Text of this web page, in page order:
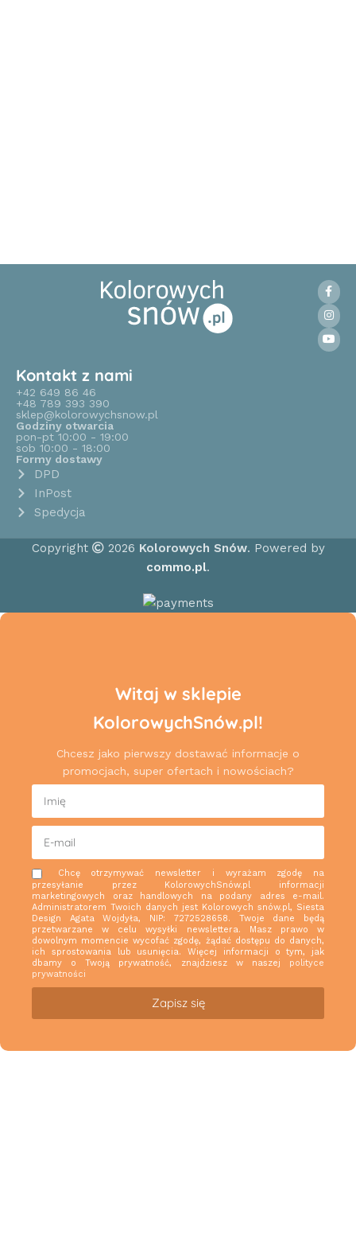
Kontakt z nami
+42 649 86 46
+48 789 393 390
sklep@kolorowychsnow.pl
Godziny otwarcia
pon-pt 10:00 - 19:00
sob 10:00 - 18:00
Formy dostawy
DPD
InPost
Spedycja
Copyright 2026 Kolorowych Snów. Powered by
commo.pl.
Witaj w sklepie
KolorowychSnów.pl!
Chcesz jako pierwszy dostawać informacje o
promocjach, super ofertach i nowościach?
Chcę otrzymywać newsletter i wyrażam zgodę na
przesyłanie przez KolorowychSnów.pl informacji
marketingowych oraz handlowych na podany adres e-mail.
Administratorem Twoich danych jest Kolorowych snów.pl, Siesta
Design Agata Wojdyła, NIP: 7272528658. Twoje dane będą
przetwarzane w celu wysyłki newslettera. Masz prawo w
dowolnym momencie wycofać zgodę, żądać dostępu do danych,
ich sprostowania lub usunięcia. Więcej informacji o tym, jak
dbamy o Twoją prywatność, znajdziesz w naszej polityce
prywatności
Zapisz się